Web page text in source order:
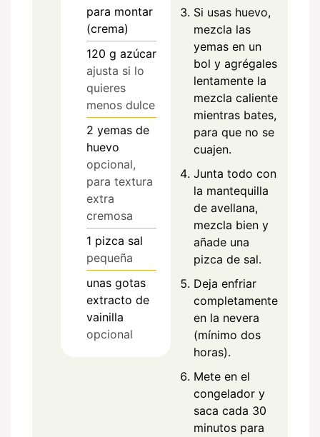
para montar
(crema)
120 g azúcar
ajusta si lo
quieres
menos dulce
2 yemas de
huevo
opcional,
para textura
extra
cremosa
1 pizca sal
pequeña
unas gotas
extracto de
vainilla
opcional
Si usas huevo,
mezcla las
yemas en un
bol y agrégales
lentamente la
mezcla caliente
mientras bates,
para que no se
cuajen.
Junta todo con
la mantequilla
de avellana,
mezcla bien y
añade una
pizca de sal.
Deja enfriar
completamente
en la nevera
(mínimo dos
horas).
Mete en el
congelador y
saca cada 30
minutos para